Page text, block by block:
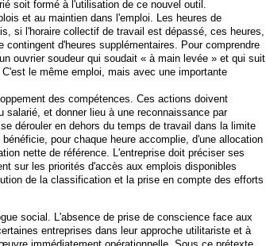
soit formé à l'utilisation de ce nouvel outil.
et au maintien dans l'emploi. Les heures de
si l'horaire collectif de travail est dépassé, ces heures,
d'heures supplémentaires. Pour comprendre
ouvrier soudeur qui soudait « à main levée » et qui suit
le même emploi, mais avec une importante
des compétences. Ces actions doivent
et donner lieu à une reconnaissance par
dérouler en dehors du temps de travail dans la limite
pour chaque heure accomplie, d'une allocation
nette de référence. L'entreprise doit préciser ses
sur les priorités d'accès aux emplois disponibles
de la classification et la prise en compte des efforts
social. L'absence de prise de conscience face aux
entreprises dans leur approche utilitariste et à